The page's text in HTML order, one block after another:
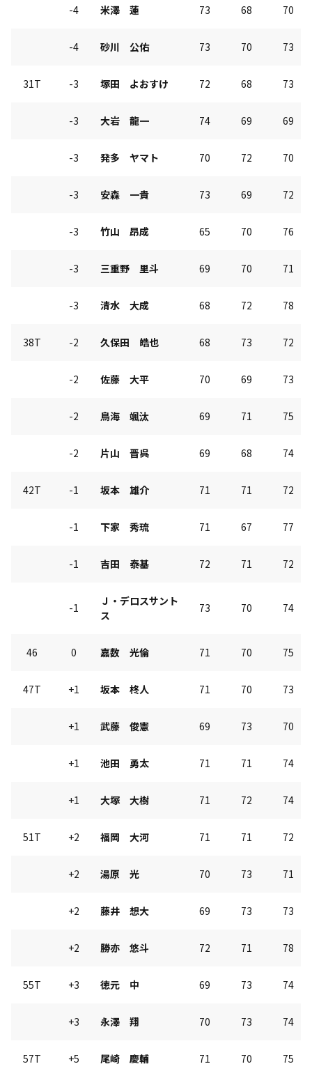
-4 米澤 蓮 73 68 70
-4 砂川 公佑 73 70 73
31T -3 塚田 よおすけ 72 68 73
-3 大岩 龍一 74 69 69
-3 発多 ヤマト 70 72 70
-3 安森 一貴 73 69 72
-3 竹山 昂成 65 70 76
-3 三重野 里斗 69 70 71
-3 清水 大成 68 72 78
38T -2 久保田 皓也 68 73 72
-2 佐藤 大平 70 69 73
-2 鳥海 颯汰 69 71 75
-2 片山 晋呉 69 68 74
42T -1 坂本 雄介 71 71 72
-1 下家 秀琉 71 67 77
-1 吉田 泰基 72 71 72
-1
Ｊ・デロスサント
ス
73 70 74
46 0 嘉数 光倫 71 70 75
47T +1 坂本 柊人 71 70 73
+1 武藤 俊憲 69 73 70
+1 池田 勇太 71 71 74
+1 大塚 大樹 71 72 74
51T +2 福岡 大河 71 71 72
+2 湯原 光 70 73 71
+2 藤井 想大 69 73 73
+2 勝亦 悠斗 72 71 78
55T +3 徳元 中 69 73 74
+3 永澤 翔 70 73 74
57T +5 尾崎 慶輔 71 70 75